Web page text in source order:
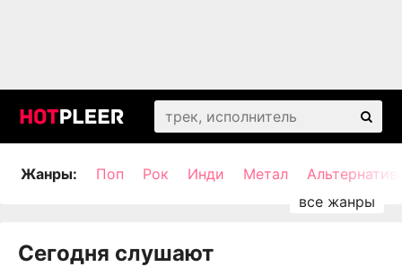
Жанры: Поп Рок Инди Метал
Сегодня слушают